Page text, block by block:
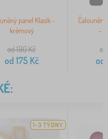
panel Klasik -
krémový
od 190Kč
od 175Kč
-
od
1-3 TÝDNY